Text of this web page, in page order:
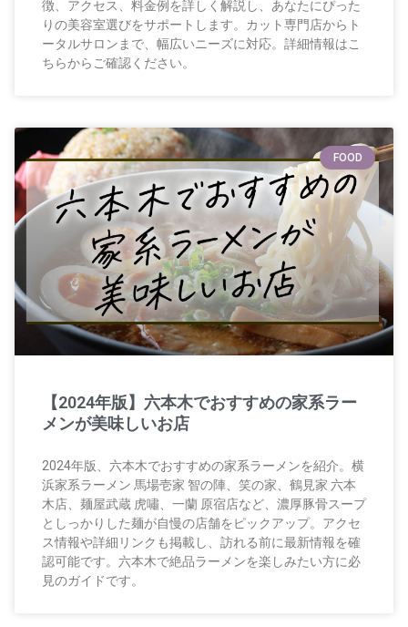
徴、アクセス、料金例を詳しく解説し、あなたにぴった
りの美容室選びをサポートします。カット専門店からト
ータルサロンまで、幅広いニーズに対応。詳細情報はこ
ちらからご確認ください。
FOOD
【2024年版】六本木でおすすめの家系ラー
メンが美味しいお店
2024年版、六本木でおすすめの家系ラーメンを紹介。横
浜家系ラーメン 馬場壱家 智の陣、笑の家、鶴見家 六本
木店、麺屋武蔵 虎嘯、一蘭 原宿店など、濃厚豚骨スープ
としっかりした麺が自慢の店舗をピックアップ。アクセ
ス情報や詳細リンクも掲載し、訪れる前に最新情報を確
認可能です。六本木で絶品ラーメンを楽しみたい方に必
見のガイドです。